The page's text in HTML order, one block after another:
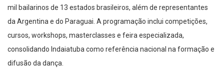
mil bailarinos de 13 estados brasileiros, além de representantes
da Argentina e do Paraguai. A programação inclui competições,
cursos, workshops, masterclasses e feira especializada,
consolidando Indaiatuba como referência nacional na formação e
difusão da dança.